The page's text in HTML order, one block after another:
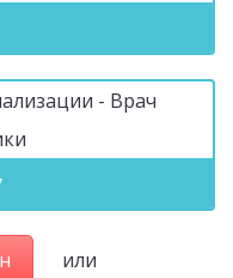
- Врач
или